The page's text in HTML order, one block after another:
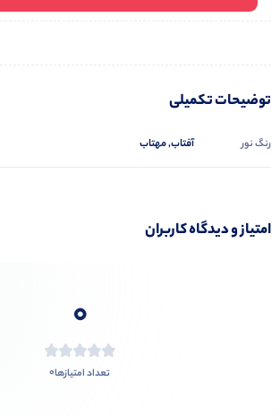
توضیحات تکمیلی
رنگ نور آفتاب, مهتاب
امتیاز و دیدگاه کاربران
0
تعداد امتیازها0